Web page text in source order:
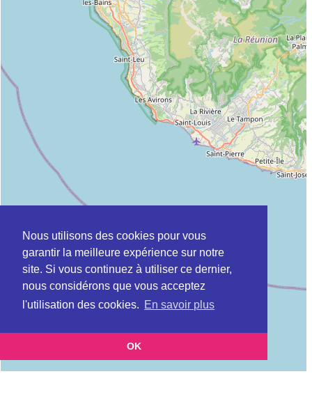
Nous utilisons des cookies pour vous
garantir la meilleure expérience sur notre
site. Si vous continuez à utiliser ce dernier,
nous considérons que vous acceptez
l'utilisation des cookies. En savoir plus
OK